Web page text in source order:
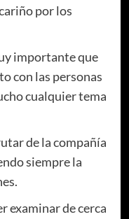
por los
importante que
con las personas
cualquier tema
de la compañía
siempre la
examinar de cerca